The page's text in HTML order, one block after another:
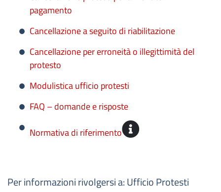
pagamento
Cancellazione a seguito di riabilitazione
Cancellazione per erroneità o illegittimità del
protesto
Modulistica ufficio protesti
FAQ – domande e risposte
Normativa di riferimento
Per informazioni rivolgersi a: Ufficio Protesti